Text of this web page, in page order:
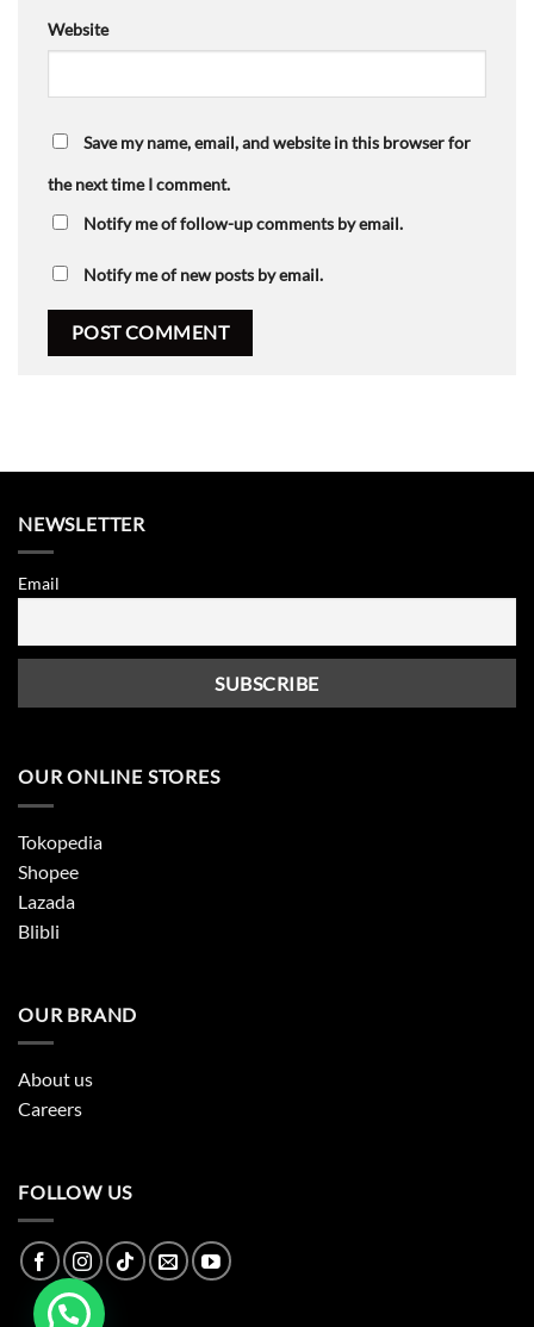
Website
Save my name, email, and website in this browser for
the next time I comment.
Notify me of follow-up comments by email.
Notify me of new posts by email.
NEWSLETTER
Email
OUR ONLINE STORES
Tokopedia
Shopee
Lazada
Blibli
OUR BRAND
About us
Careers
FOLLOW US